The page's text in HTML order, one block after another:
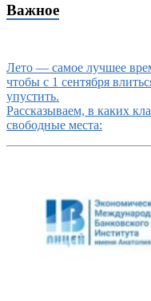
Важное
Лето — самое лучшее
чтобы с 1 сентября
упустить.
Рассказываем, в каких
свободные места: